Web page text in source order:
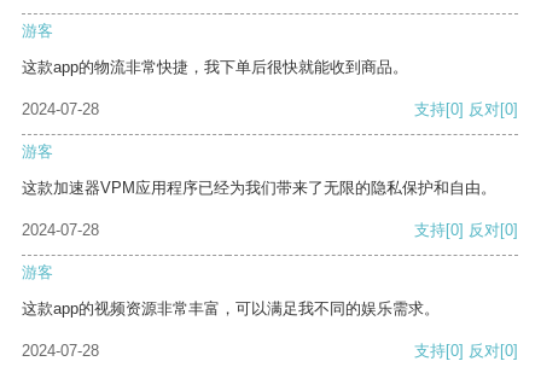
游客
这款app的物流非常快捷，我下单后很快就能收到商品。
2024-07-28 支持[0] 反对[0]
游客
这款加速器VPM应用程序已经为我们带来了无限的隐私保护和自由。
2024-07-28 支持[0] 反对[0]
游客
这款app的视频资源非常丰富，可以满足我不同的娱乐需求。
2024-07-28 支持[0] 反对[0]